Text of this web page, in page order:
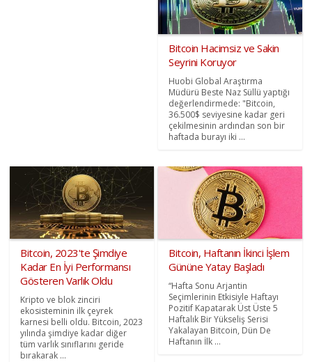
Bitcoin Hacimsiz ve Sakin
Seyrini Koruyor
Huobi Global Araştırma
Müdürü Beste Naz Süllü yaptığı
değerlendirmede: "Bitcoin,
36.500$ seviyesine kadar geri
çekilmesinin ardından son bir
haftada burayı iki ...
Bitcoin, 2023'te Şimdiye
Kadar En İyi Performansı
Gösteren Varlık Oldu
Kripto ve blok zinciri
ekosisteminin ilk çeyrek
karnesi belli oldu. Bitcoin, 2023
yılında şimdiye kadar diğer
tüm varlık sınıflarını geride
bırakarak ...
Bitcoin, Haftanın İkinci İşlem
Gününe Yatay Başladı
“Hafta Sonu Arjantin
Seçimlerinin Etkisiyle Haftayı
Pozitif Kapatarak Üst Üste 5
Haftalık Bir Yükseliş Serisi
Yakalayan Bitcoin, Dün De
Haftanın İlk ...